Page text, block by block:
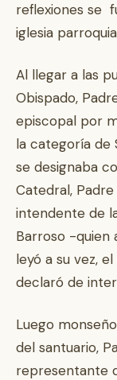
reflexiones se
iglesia
Al llegar a las
Obispado,
episcopal por
la categoría de
se designaba
Catedral,
intendente de
Barroso -quien
leyó a su vez,
declaró de
Luego
del santuario,
representante